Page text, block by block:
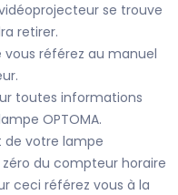
se trouve
retirer.
vous référez au manuel
toutes informations
OPTOMA.
de votre lampe
zéro du compteur horaire
ceci référez vous à la